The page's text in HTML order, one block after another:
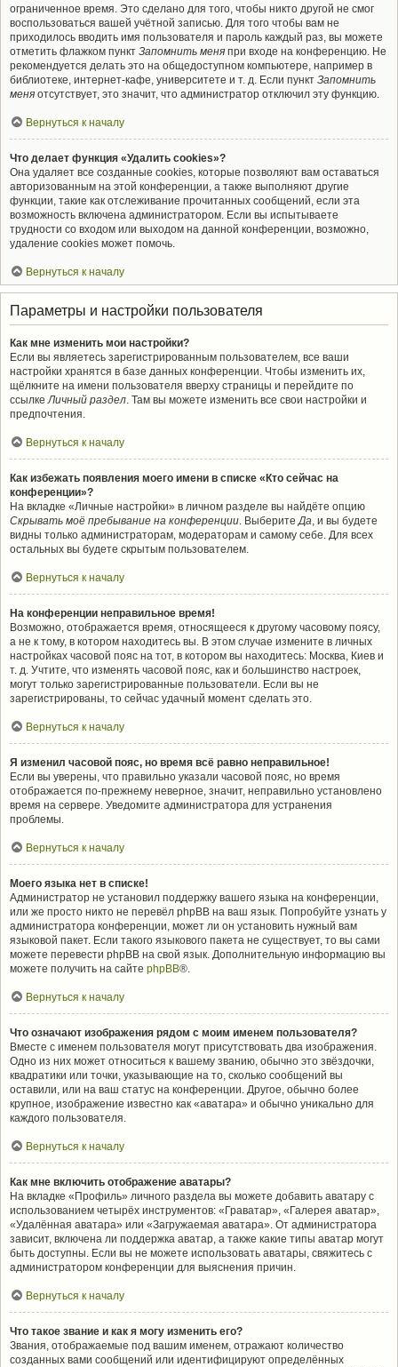
ограниченное время. Это сделано для того, чтобы никто другой не смог
воспользоваться вашей учётной записью. Для того чтобы вам не
приходилось вводить имя пользователя и пароль каждый раз, вы можете
отметить флажком пункт Запомнить меня при входе на конференцию. Не
рекомендуется делать это на общедоступном компьютере, например в
библиотеке, интернет-кафе, университете и т. д. Если пункт Запомнить
меня отсутствует, это значит, что администратор отключил эту функцию.
Вернуться к началу
Что делает функция «Удалить cookies»?
Она удаляет все созданные cookies, которые позволяют вам оставаться
авторизованным на этой конференции, а также выполняют другие
функции, такие как отслеживание прочитанных сообщений, если эта
возможность включена администратором. Если вы испытываете
трудности со входом или выходом на данной конференции, возможно,
удаление cookies может помочь.
Вернуться к началу
Параметры и настройки пользователя
Как мне изменить мои настройки?
Если вы являетесь зарегистрированным пользователем, все ваши
настройки хранятся в базе данных конференции. Чтобы изменить их,
щёлкните на имени пользователя вверху страницы и перейдите по
ссылкеЛичный раздел. Там вы можете изменить все свои настройки и
предпочтения.
Вернуться к началу
Как избежать появления моего имени в списке «Кто сейчас на
конференции»?
На вкладке «Личные настройки» в личном разделе вы найдёте опцию
Скрывать моё пребывание на конференции. ВыберитеДа, и вы будете
видны только администраторам, модераторам и самому себе. Для всех
остальных вы будете скрытым пользователем.
Вернуться к началу
На конференции неправильное время!
Возможно, отображается время, относящееся к другому часовому поясу,
а не к тому, в котором находитесь вы. В этом случае измените в личных
настройках часовой пояс на тот, в котором вы находитесь: Москва, Киев и
т. д. Учтите, что изменять часовой пояс, как и большинство настроек,
могут только зарегистрированные пользователи. Если вы не
зарегистрированы, то сейчас удачный момент сделать это.
Вернуться к началу
Я изменил часовой пояс, но время всё равно неправильное!
Если вы уверены, что правильно указали часовой пояс, но время
отображается по-прежнему неверное, значит, неправильно установлено
время на сервере. Уведомите администратора для устранения
проблемы.
Вернуться к началу
Моего языка нет в списке!
Администратор не установил поддержку вашего языка на конференции,
или же просто никто не перевёл phpBB на ваш язык. Попробуйте узнать у
администратора конференции, может ли он установить нужный вам
языковой пакет. Если такого языкового пакета не существует, то вы сами
можете перевести phpBB на свой язык. Дополнительную информацию вы
можете получить на сайте phpBB®.
Вернуться к началу
Что означают изображения рядом с моим именем пользователя?
Вместе с именем пользователя могут присутствовать два изображения.
Одно из них может относиться к вашему званию, обычно это звёздочки,
квадратики или точки, указывающие на то, сколько сообщений вы
оставили, или на ваш статус на конференции. Другое, обычно более
крупное, изображение известно как «аватара» и обычно уникально для
каждого пользователя.
Вернуться к началу
Как мне включить отображение аватары?
На вкладке «Профиль» личного раздела вы можете добавить аватару с
использованием четырёх инструментов: «Граватар», «Галерея аватар»,
«Удалённая аватара» или «Загружаемая аватара». От администратора
зависит, включена ли поддержка аватар, а также какие типы аватар могут
быть доступны. Если вы не можете использовать аватары, свяжитесь с
администратором конференции для выяснения причин.
Вернуться к началу
Что такое звание и как я могу изменить его?
Звания, отображаемые под вашим именем, отражают количество
созданных вами сообщений или идентифицируют определённых